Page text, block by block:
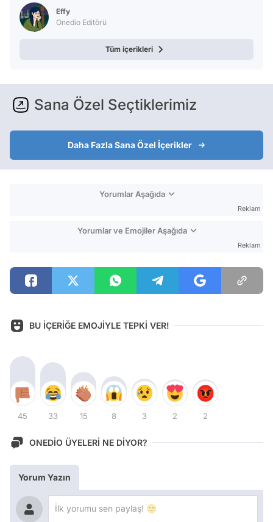
Effy
Onedio Editörü
Tüm içerikleri
Sana Özel Seçtiklerimiz
Daha Fazla Sana Özel İçerikler
Yorumlar Aşağıda
Reklam
Yorumlar ve Emojiler Aşağıda
Reklam
BU İÇERİĞE EMOJİYLE TEPKİ VER!
45 33 15 8 3 2 2
ONEDİO ÜYELERİ NE DİYOR?
Yorum Yazın